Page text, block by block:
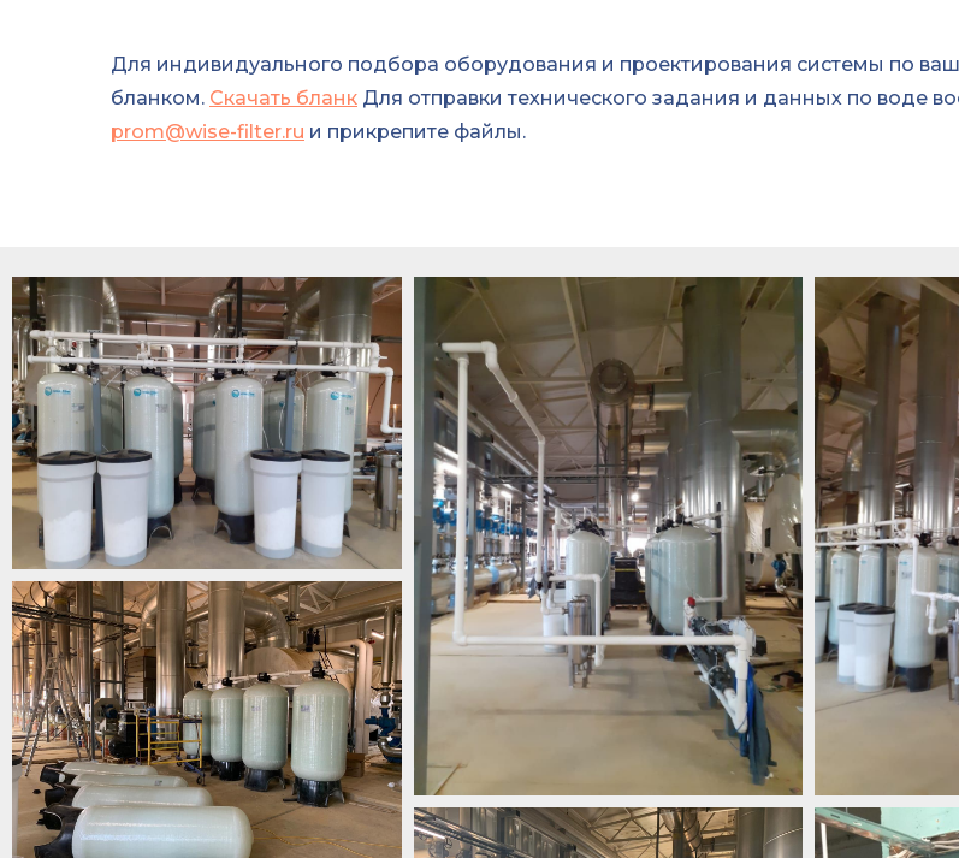
Для индивидуального подбора оборудования и проектирования системы по
бланком. Скачать бланк Для отправки технического задания и данных по воде
prom@wise-filter.ru и прикрепите файлы.